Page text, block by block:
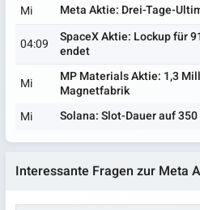
Mi
Meta Aktie: Drei-Tage-
04:09
SpaceX Aktie: Lockup für
endet
Mi
MP Materials Aktie: 1,3
Magnetfabrik
Mi
Solana: Slot-Dauer auf
Interessante Fragen zur Meta